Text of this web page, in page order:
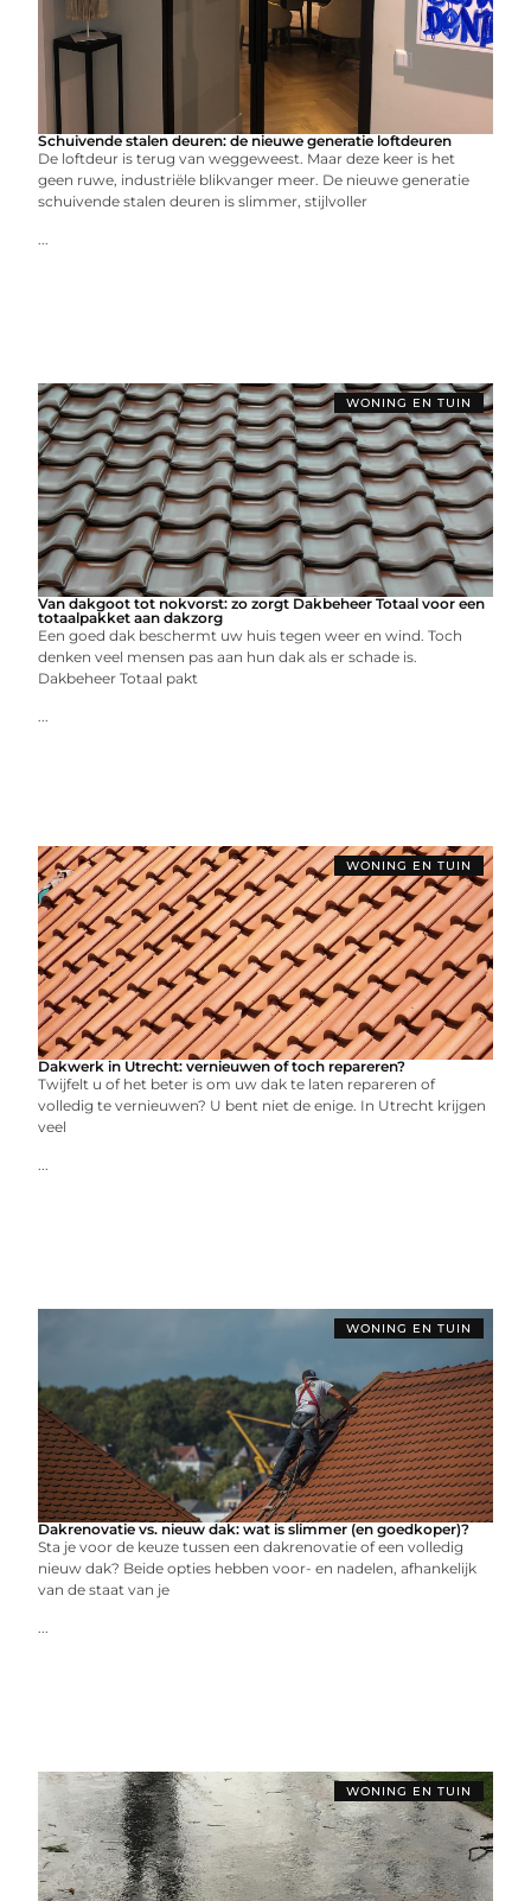
Schuivende stalen deuren: de nieuwe generatie loftdeuren
De loftdeur is terug van weggeweest. Maar deze keer is het
geen ruwe, industriële blikvanger meer. De nieuwe generatie
schuivende stalen deuren is slimmer, stijlvoller
...
WONING EN TUIN
Van dakgoot tot nokvorst: zo zorgt Dakbeheer Totaal voor een
totaalpakket aan dakzorg
Een goed dak beschermt uw huis tegen weer en wind. Toch
denken veel mensen pas aan hun dak als er schade is.
Dakbeheer Totaal pakt
...
WONING EN TUIN
Dakwerk in Utrecht: vernieuwen of toch repareren?
Twijfelt u of het beter is om uw dak te laten repareren of
volledig te vernieuwen? U bent niet de enige. In Utrecht krijgen
veel
...
WONING EN TUIN
Dakrenovatie vs. nieuw dak: wat is slimmer (en goedkoper)?
Sta je voor de keuze tussen een dakrenovatie of een volledig
nieuw dak? Beide opties hebben voor- en nadelen, afhankelijk
van de staat van je
...
WONING EN TUIN